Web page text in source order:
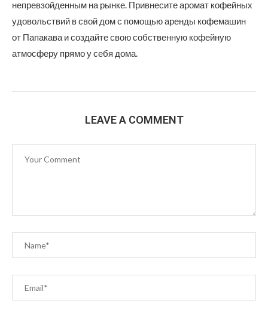
непревзойденным на рынке. Привнесите аромат кофейных
удовольствий в свой дом с помощью аренды кофемашин
от Папакава и создайте свою собственную кофейную
атмосферу прямо у себя дома.
LEAVE A COMMENT